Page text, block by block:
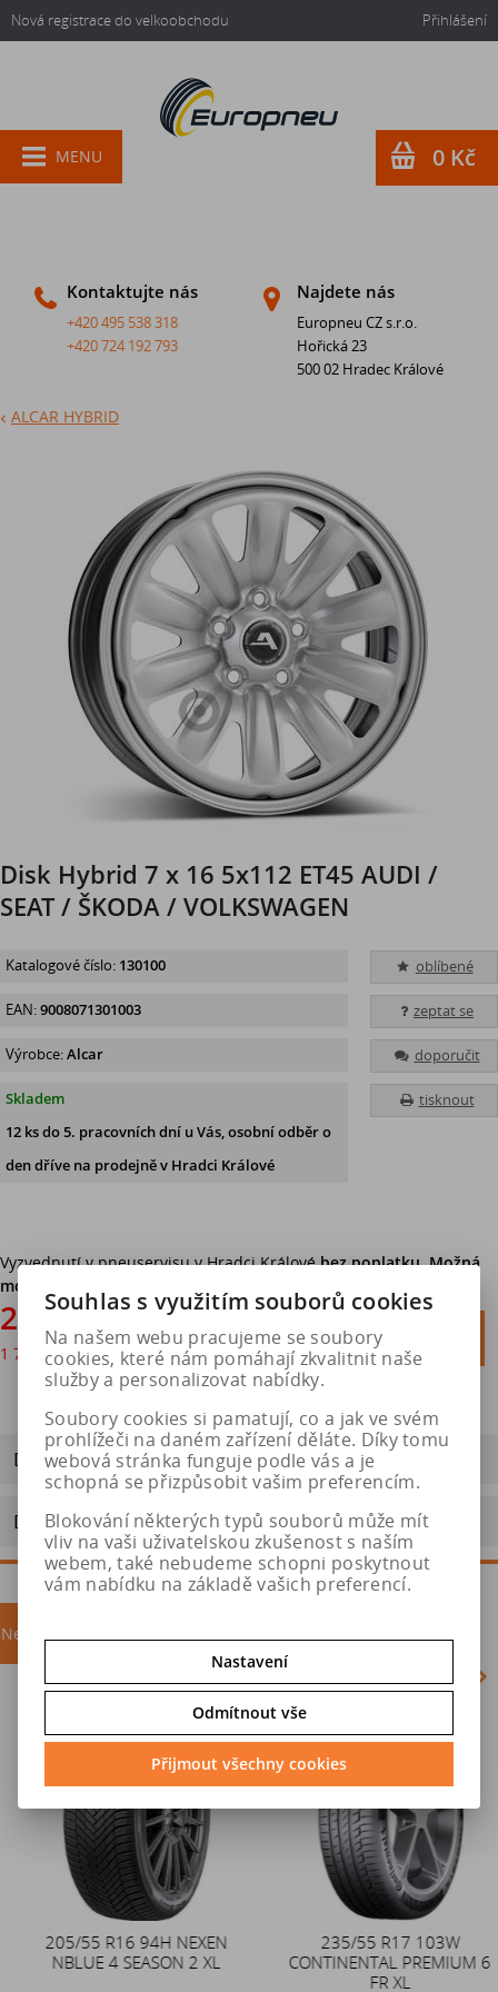
Nová registrace do velkoobchodu Přihlášení
Kontaktujte nás
+420 495 538 318
+420 724 192 793
Najdete nás
Europneu CZ s.r.o.
Hořická 23
500 02 Hradec Králové
MENU 0 Kč
ALCAR HYBRID
Disk Hybrid 7 x 16 5x112 ET45 AUDI /
SEAT / ŠKODA / VOLKSWAGEN
oblíbené
zeptat se
doporučit
tisknout
Katalogové číslo: 130100
EAN:9008071301003
Výrobce:Alcar
Skladem
12 ksdo 5. pracovních dní u Vás, osobní odběr o
den dříve na prodejněv Hradci Králové
Vyzvednutí v pneuservisu v Hradci Královébez poplatku. Možná
montáž.
2 070 Kč
1 711 Kčbez DPH

Do košíku
Dotaz na výrobek
Doporučit výrobek
Nejprodávanější
205/55 R16 94H NEXEN
NBLUE 4 SEASON 2 XL
235/55 R17 103W
CONTINENTAL PREMIUM 6
FR XL
Duše 12x4 (4.00-4) kovový
zahnutý ventil TR87
Souhlas s využitím souborů cookies
Na našem webu pracujeme se soubory
cookies, které nám pomáhají zkvalitnit naše
služby a personalizovat nabídky.
Soubory cookies si pamatují, co a jak ve svém
prohlížeči na daném zařízení děláte. Díky tomu
webová stránka funguje podle vás a je
schopná se přizpůsobit vašim preferencím.
Blokování některých typů souborů může mít
vliv na vaši uživatelskou zkušenost s naším
webem, také nebudeme schopni poskytnout
vám nabídku na základě vašich preferencí.
Nastavení
Odmítnout vše
Přijmout všechny cookies